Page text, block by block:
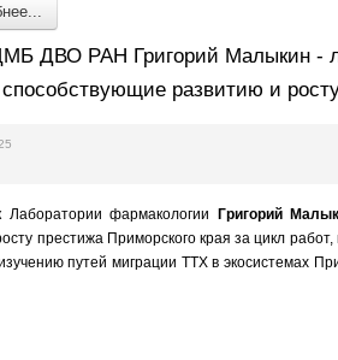
ДВО РАН Григорий Малыкин -
развитию и
фармакологии Григорий
престижа Приморского края за цикл
путей миграции ТТХ в экосистемах